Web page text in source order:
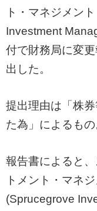
ト・マネジメン
Investment
付で財務局に変
出した。
提出理由は「株
た為」によるもの
報告書によると
トメント・マネ
(Sprucegrove